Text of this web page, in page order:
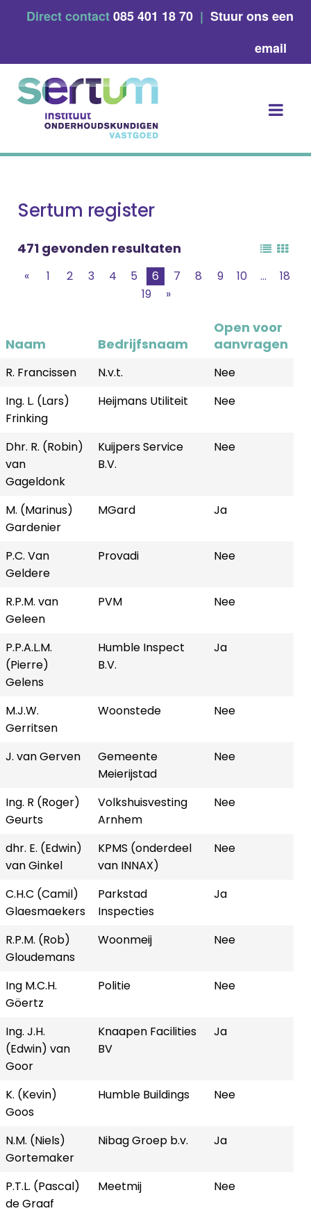
Direct contact085 401 18 70 | Stuur ons een
email
Sertum register
471 gevonden resultaten
« 1 2 3 4 5 6 7 8 9 10 ...
18
19
»
Naam Bedrijfsnaam
Open voor
aanvragen
R. Francissen N.v.t.
Nee
Ing. L. (Lars)
Frinking
Heijmans Utiliteit Nee
Dhr. R. (Robin)
van
Gageldonk
Kuijpers Service
B.V.
Nee
M. (Marinus)
Gardenier
MGard Ja
P.C. Van
Geldere
Provadi Nee
R.P.M. van
Geleen
PVM Nee
P.P.A.L.M.
(Pierre)
Gelens
Humble Inspect
B.V.
Ja
M.J.W.
Gerritsen
Woonstede Nee
J. van Gerven
Gemeente
Meierijstad
Nee
Ing. R (Roger)
Geurts
Volkshuisvesting
Arnhem
Nee
dhr. E. (Edwin)
van Ginkel
KPMS (onderdeel
van INNAX)
Nee
C.H.C (Camil)
Glaesmaekers
Parkstad
Inspecties
Ja
R.P.M. (Rob)
Gloudemans
Woonmeij Nee
Ing M.C.H.
Göertz
Politie Nee
Ing. J.H.
(Edwin) van
Goor
Knaapen Facilities
BV
Ja
K. (Kevin)
Goos
Humble Buildings Nee
N.M. (Niels)
Gortemaker
Nibag Groep b.v. Ja
P.T.L. (Pascal)
de Graaf
Meetmij Nee